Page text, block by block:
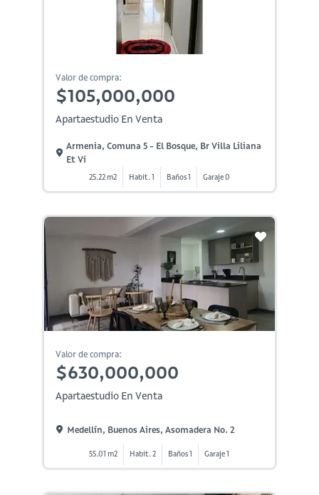
Valor de compra:
$105,000,000
Apartaestudio En Venta
Armenia, Comuna 5 - El Bosque, Br Villa Liliana
Et Vi
25.22 m2 Habit. 1 Baños 1 Garaje 0
Valor de compra:
$630,000,000
Apartaestudio En Venta
Medellín, Buenos Aires, Asomadera No. 2
55.01 m2 Habit. 2 Baños 1 Garaje 1